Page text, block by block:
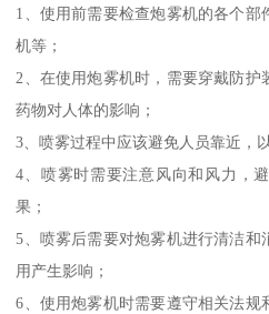
1、使用前需要检查炮雾机的各个
机等；
2、在使用炮雾机时，需要穿戴防
药物对人体的影响；
3、喷雾过程中应该避免人员靠近，
4、喷雾时需要注意风向和风力，
果；
5、喷雾后需要对炮雾机进行清洁和
用产生影响；
6、使用炮雾机时需要遵守相关法规